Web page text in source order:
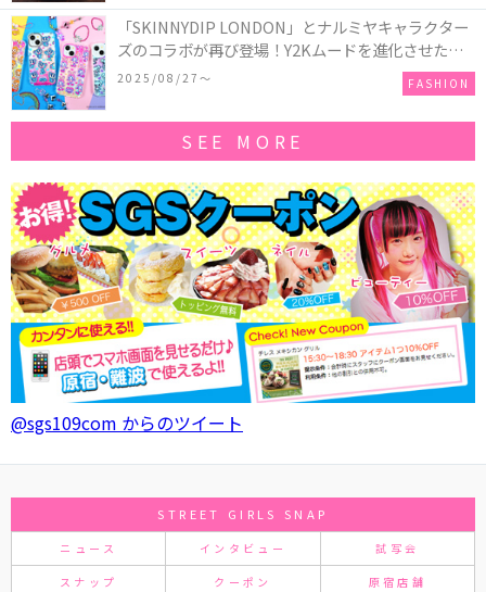
「SKINNYDIP LONDON」とナルミヤキャラクター
ズのコラボが再び登場！Y2Kムードを進化させた新
作コレクションを発売♪
2025/08/27〜 FASHION
SEE MORE
@sgs109com からのツイート
STREET GIRLS SNAP
ニュース インタビュー 試写会
スナップ クーポン 原宿店舗